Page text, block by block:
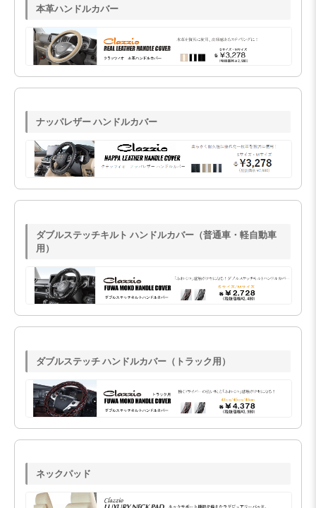
本革ハンドルカバー
ナッパレザー ハンドルカバー
ダブルステッチキルト ハンドルカバー（普通車・軽自動車
用）
ダブルステッチ ハンドルカバー（トラック用）
ネックパッド